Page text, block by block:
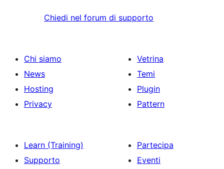
Chiedi nel forum di supporto
Chi siamo
News
Hosting
Privacy
Vetrina
Temi
Plugin
Pattern
Learn (Training)
Supporto
Partecipa
Eventi